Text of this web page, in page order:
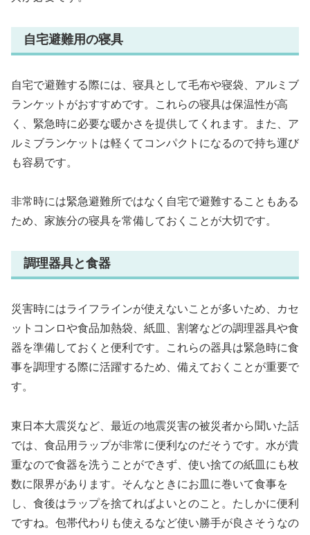
自宅避難用の寝具
自宅で避難する際には、寝具として毛布や寝袋、アルミブ
ランケットがおすすめです。これらの寝具は保温性が高
く、緊急時に必要な暖かさを提供してくれます。また、ア
ルミブランケットは軽くてコンパクトになるので持ち運び
も容易です。
非常時には緊急避難所ではなく自宅で避難することもある
ため、家族分の寝具を常備しておくことが大切です。
調理器具と食器
災害時にはライフラインが使えないことが多いため、カセ
ットコンロや食品加熱袋、紙皿、割箸などの調理器具や食
器を準備しておくと便利です。これらの器具は緊急時に食
事を調理する際に活躍するため、備えておくことが重要で
す。
東日本大震災など、最近の地震災害の被災者から聞いた話
では、食品用ラップが非常に便利なのだそうです。水が貴
重なので食器を洗うことができず、使い捨ての紙皿にも枚
数に限界があります。そんなときにお皿に巻いて食事を
し、食後はラップを捨てればよいとのこと。たしかに便利
ですね。包帯代わりも使えるなど使い勝手が良さそうなの